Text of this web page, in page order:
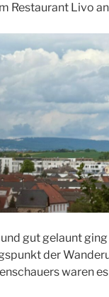
Restaurant Livo
gut gelaunt
der
waren